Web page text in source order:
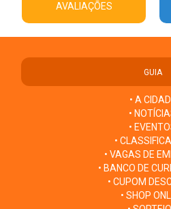
AVALIAÇÕES
GUIA
• A
•
•
•
• VAGAS DE
• BANCO DE
• CUPOM
• SHOP